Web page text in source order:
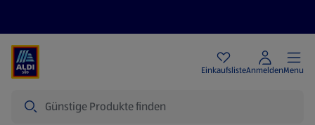
EinkaufslisteAnmeldenMenu